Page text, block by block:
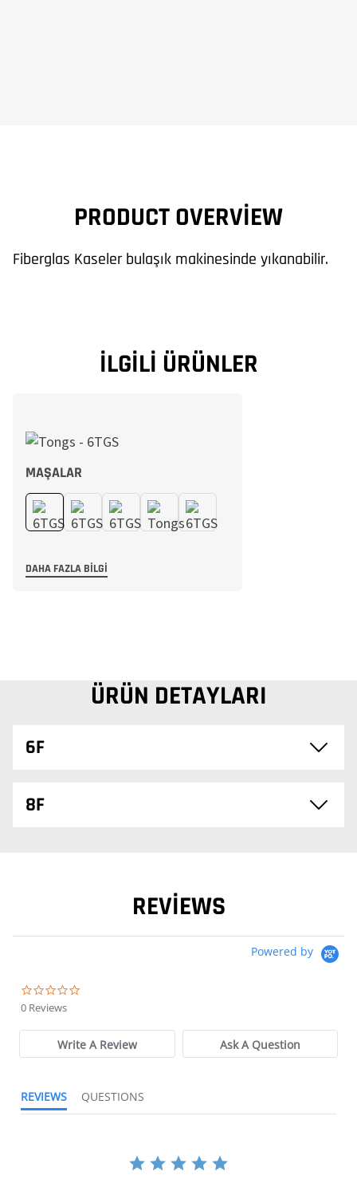
PRODUCT OVERVIEW
Fiberglas Kaseler bulaşık makinesinde yıkanabilir.
İLGILI ÜRÜNLER
MAŞALAR
DAHA FAZLA BILGI
ÜRÜN DETAYLARI
6F
8F
REVIEWS
Powered by
0 Reviews
Write A Review Ask A Question
REVIEWS QUESTIONS